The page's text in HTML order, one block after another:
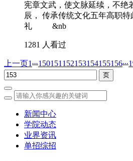
宪章文武，使文脉延续，不绝
辰， 传承传统文化五年高职
礼 &nb
1281 人看过
上一页1...150151 152153154155156...
新闻中心
学院动态
业界资讯
单招综招